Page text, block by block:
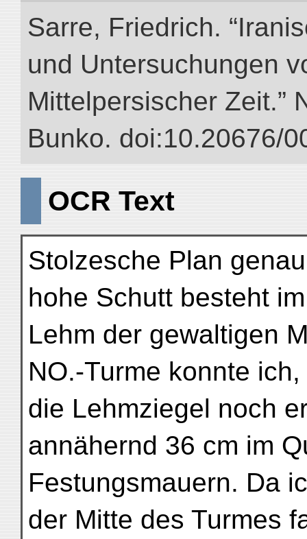
Sarre, Friedrich.
und Untersuchungen
Mittelpersischer Zeit.”
Bunko. doi:10.20676/
OCR Text
Stolzesche Plan
hohe Schutt besteht
Lehm der gewaltigen
NO.-Turme konnte
die Lehmziegel noch
annähernd 36 cm im
Festungsmauern. Da
der Mitte des Turmes